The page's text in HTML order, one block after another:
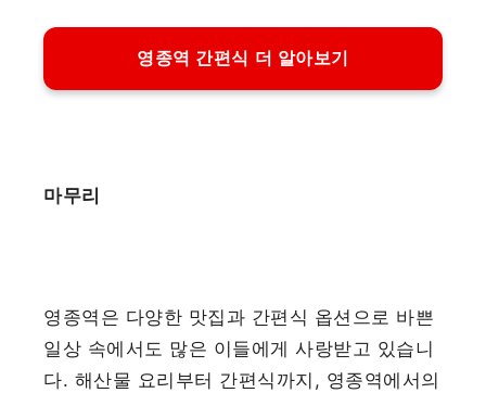
영종역 간편식 더 알아보기
마무리
영종역은 다양한 맛집과 간편식 옵션으로 바쁜
일상 속에서도 많은 이들에게 사랑받고 있습니
다. 해산물 요리부터 간편식까지, 영종역에서의